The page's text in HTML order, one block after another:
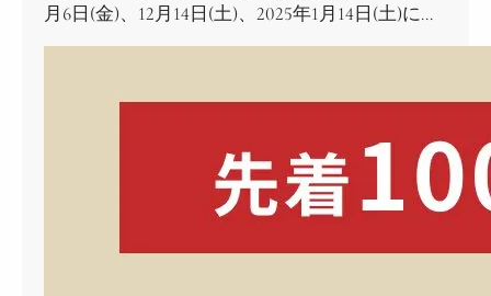
月6日(金)、12月14日(土)、2025年1月14日(土)に…